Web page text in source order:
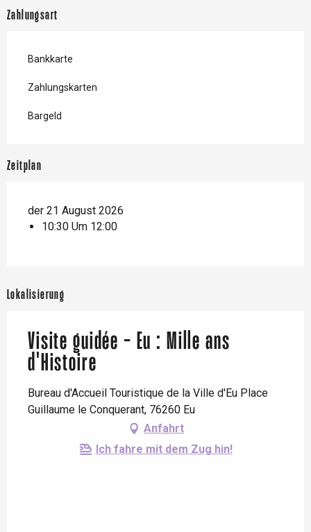
Zahlungsart
Bankkarte
Zahlungskarten
Bargeld
Zeitplan
der 21 August 2026
10:30 Um 12:00
Lokalisierung
Visite guidée - Eu : Mille ans
d'Histoire
Bureau d'Accueil Touristique de la Ville d'Eu Place
Guillaume le Conquerant, 76260 Eu
Anfahrt
Ich fahre mit dem Zug hin!